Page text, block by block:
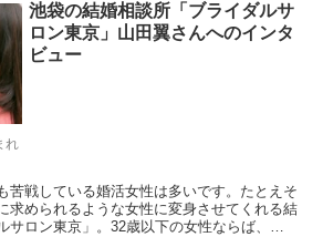
れ
池袋の結婚相談所「ブライダルサ
ロン東京」山田翼さんへのインタ
ビュー
苦戦している婚活女性は多いです。たとえそ
求められるような女性に変身させてくれる結
サロン東京」。32歳以下の女性ならば、成